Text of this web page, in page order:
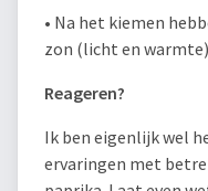
• Na het kiemen
zon (licht en
Reageren?
Ik ben eigenlijk wel
ervaringen met